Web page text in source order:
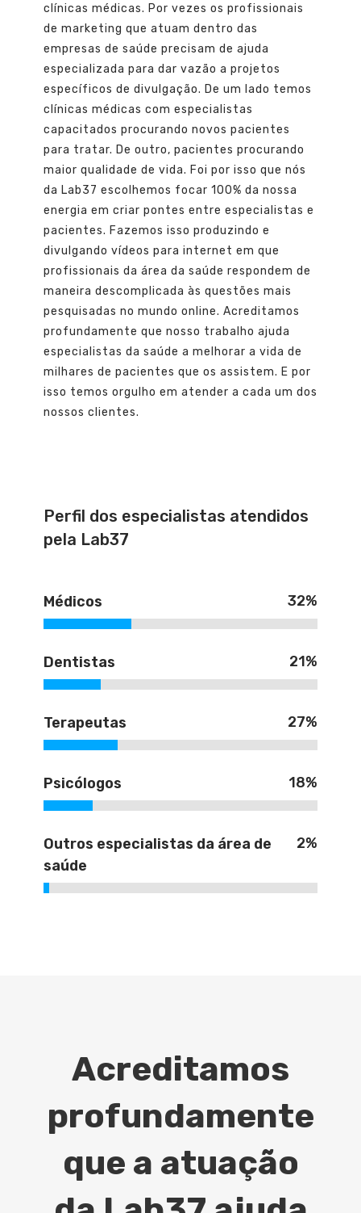
clínicas médicas. Por vezes os profissionais
de marketing que atuam dentro das
empresas de saúde precisam de ajuda
especializada para dar vazão a projetos
específicos de divulgação. De um lado temos
clínicas médicas com especialistas
capacitados procurando novos pacientes
para tratar. De outro, pacientes procurando
maior qualidade de vida. Foi por isso que nós
da Lab37 escolhemos focar 100% da nossa
energia em criar pontes entre especialistas e
pacientes. Fazemos isso produzindo e
divulgando vídeos para internet em que
profissionais da área da saúde respondem de
maneira descomplicada às questões mais
pesquisadas no mundo online. Acreditamos
profundamente que nosso trabalho ajuda
especialistas da saúde a melhorar a vida de
milhares de pacientes que os assistem. E por
isso temos orgulho em atender a cada um dos
nossos clientes.
Perfil dos especialistas atendidos
pela Lab37
Médicos 32%
Dentistas 21%
Terapeutas 27%
Psicólogos 18%
Outros especialistas da área de
saúde
2%
Acreditamos
profundamente
que a atuação